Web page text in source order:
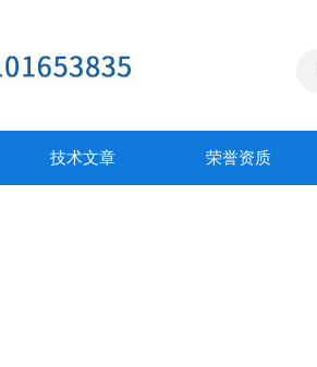
技术文章 荣誉资质